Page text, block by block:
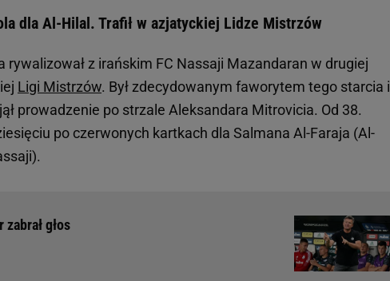
dla Al-Hilal. Trafił w azjatyckiej Lidze Mistrzów
rywalizował z irańskim FC Nassaji Mazandaran w drugiej
Ligi Mistrzów. Był zdecydowanym faworytem tego starcia i
prowadzenie po strzale Aleksandara Mitrovicia. Od 38.
po czerwonych kartkach dla Salmana Al-Faraja (Al-
głos